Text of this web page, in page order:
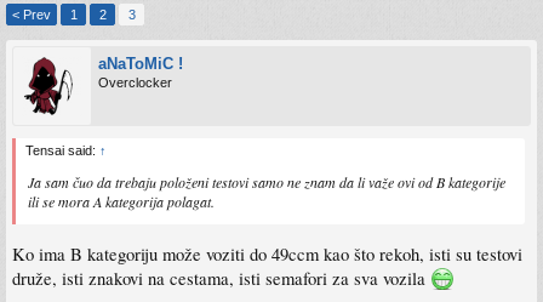
< Prev 1 2 3
aNaToMiC !
Overclocker
Tensai said: ↑
Ja sam čuo da trebaju položeni testovi samo ne znam da li važe ovi od B kategorije
ili se mora A kategorija polagat.
Ko ima B kategoriju može voziti do 49ccm kao što rekoh, isti su testovi
druže, isti znakovi na cestama, isti semafori za sva vozila